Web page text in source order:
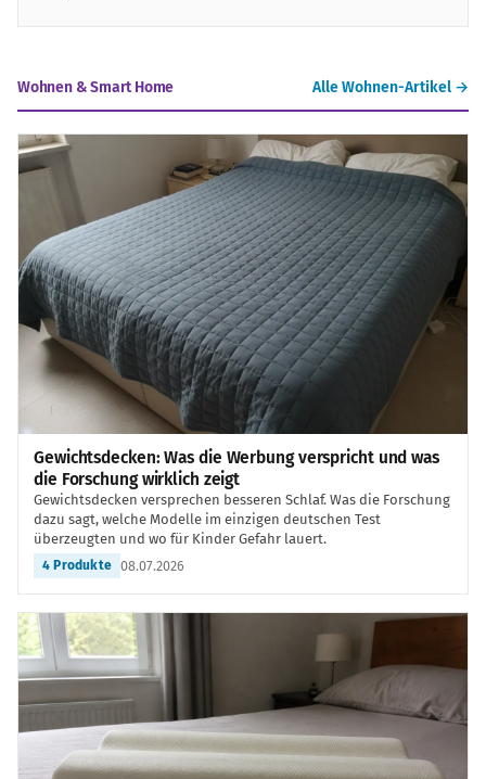
Wohnen & Smart Home Alle Wohnen-Artikel →
Gewichtsdecken: Was die Werbung verspricht und was
die Forschung wirklich zeigt
Gewichtsdecken versprechen besseren Schlaf. Was die Forschung
dazu sagt, welche Modelle im einzigen deutschen Test
überzeugten und wo für Kinder Gefahr lauert.
4 Produkte 08.07.2026